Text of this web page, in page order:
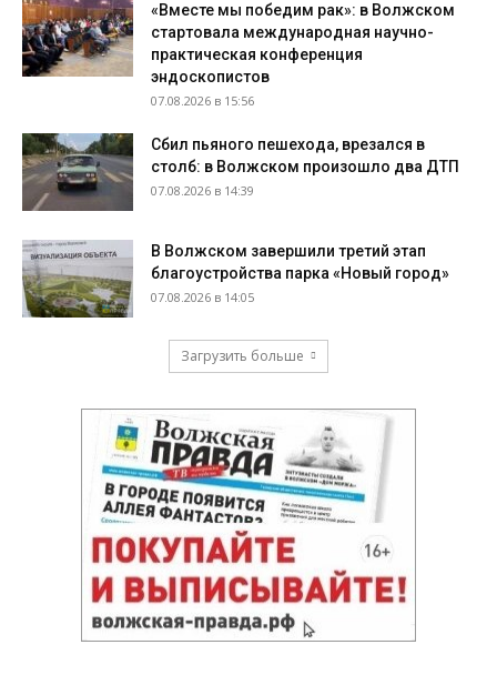
«Вместе мы победим рак»: в Волжском
стартовала международная научно-
практическая конференция
эндоскопистов
07.08.2026 в 15:56
Сбил пьяного пешехода, врезался в
столб: в Волжском произошло два ДТП
07.08.2026 в 14:39
В Волжском завершили третий этап
благоустройства парка «Новый город»
07.08.2026 в 14:05
Загрузить больше